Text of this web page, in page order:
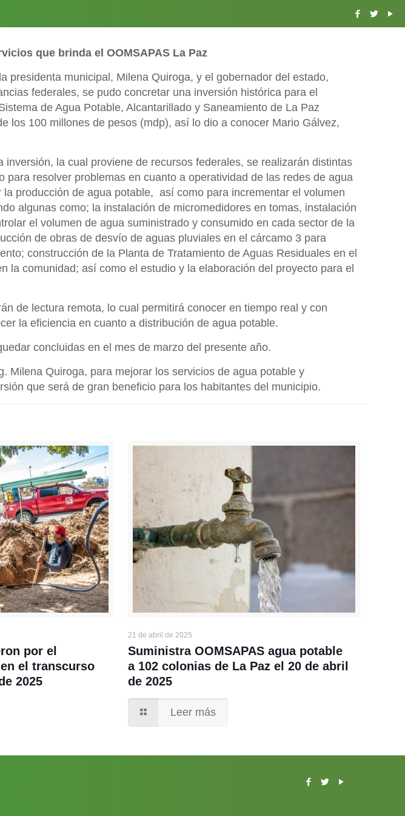
que brindael OOMSAPAS La Paz
presidenta municipal, Milena Quiroga, y el gobernador del estado,
federales, se pudo concretar una inversión histórica para el
de Agua Potable, Alcantarillado y Saneamiento de La Paz
los 100 millones de pesos (mdp), así lo dio a conocer Mario Gálvez,
inversión, la cual proviene de recursos federales, se realizarán distintas
para resolver problemas en cuanto a operatividad de las redes de agua
producción de agua potable, así como para incrementar el volumen
algunas como; la instalación de micromedidores en tomas, instalación
el volumen de agua suministrado y consumido en cada sector de la
de obras de desvío de aguas pluviales en el cárcamo 3 para
construcción de la Planta de Tratamiento de Aguas Residuales en el
comunidad; así como el estudio y la elaboración del proyecto para el
de lectura remota, lo cual permitirá conocer en tiempo real y con
la eficiencia en cuanto a distribución de agua potable.
concluidas en el mes de marzo del presente año.
Milena Quiroga, para mejorar los servicios de agua potable y
que será de gran beneficio para los habitantes del municipio.
por el
en el transcurso
2025
21 de abril de 2025
Suministra OOMSAPAS agua potable
a 102 colonias de La Paz el 20 de abril
de 2025
Leer más